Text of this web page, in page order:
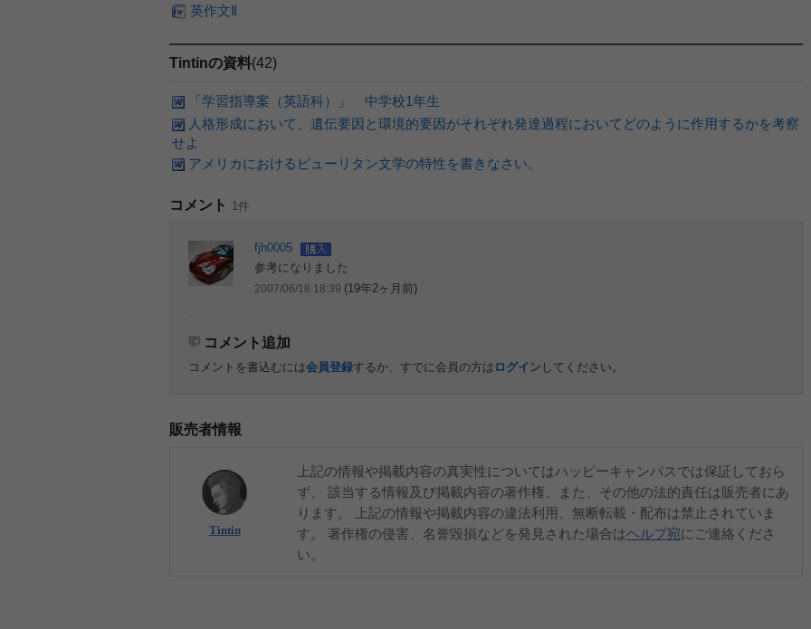
英作文Ⅱ
Tintinの資料(42)
「学習指導案（英語科）」 中学校1年生
人格形成において、遺伝要因と環境的要因がそれぞれ発達過程においてどのように作用するかを考察
せよ
アメリカにおけるピューリタン文学の特性を書きなさい。
コメント 1件
fjh0005
参考になりました
2007/06/18 18:39 (19年2ヶ月前)
コメント追加
コメントを書込むには会員登録するか、すでに会員の方は ログイン してください。
販売者情報
Tintin
上記の情報や掲載内容の真実性についてはハッピーキャンパスでは保証しておら
ず、 該当する情報及び掲載内容の著作権、また、その他の法的責任は販売者にあ
ります。 上記の情報や掲載内容の違法利用、無断転載・配布は禁止されていま
す。 著作権の侵害、名誉毀損などを発見された場合はヘルプ宛にご連絡くださ
い。